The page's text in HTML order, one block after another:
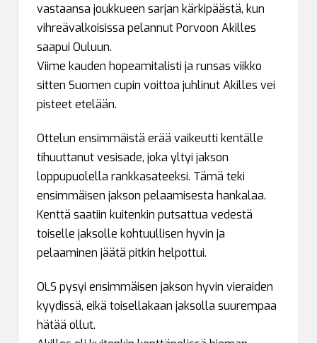
vastaansa joukkueen sarjan kärkipäästä, kun
vihreävalkoisissa pelannut Porvoon Akilles
saapui Ouluun.
Viime kauden hopeamitalisti ja runsas viikko
sitten Suomen cupin voittoa juhlinut Akilles vei
pisteet etelään.
Ottelun ensimmäistä erää vaikeutti kentälle
tihuuttanut vesisade, joka yltyi jakson
loppupuolella rankkasateeksi. Tämä teki
ensimmäisen jakson pelaamisesta hankalaa.
Kenttä saatiin kuitenkin putsattua vedestä
toiselle jaksolle kohtuullisen hyvin ja
pelaaminen jäätä pitkin helpottui.
OLS pysyi ensimmäisen jakson hyvin vieraiden
kyydissä, eikä toisellakaan jaksolla suurempaa
hätää ollut.